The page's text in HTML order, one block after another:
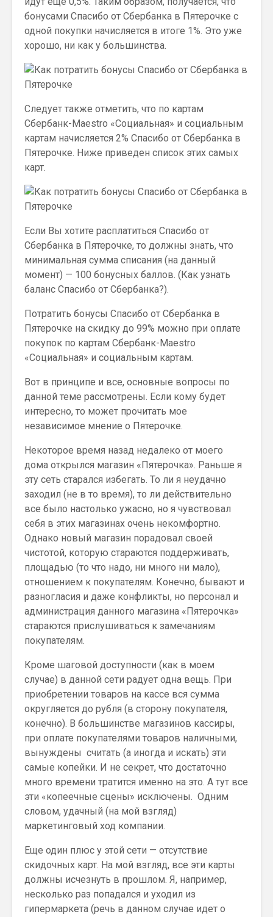
бонусами Спасибо от Сбербанка в Пятерочке с
одной покупки начисляется в итоге 1%. Это уже
хорошо, ни как у большинства.
Следует также отметить, что по картам
Сбербанк-Maestro «Социальная» и социальным
картам начисляется 2% Спасибо от Сбербанка в
Пятерочке. Ниже приведен список этих самых
карт.
Если Вы хотите расплатиться Спасибо от
Сбербанка в Пятерочке, то должны знать, что
минимальная сумма списания (на данный
момент) — 100 бонусных баллов. (Как узнать
баланс Спасибо от Сбербанка?).
Потратить бонусы Спасибо от Сбербанка в
Пятерочке на скидку до 99% можно при оплате
покупок по картам Сбербанк-Maestro
«Социальная» и социальным картам.
Вот в принципе и все, основные вопросы по
данной теме рассмотрены. Если кому будет
интересно, то может прочитать мое
независимое мнение о Пятерочке.
Некоторое время назад недалеко от моего
дома открылся магазин «Пятерочка». Раньше я
эту сеть старался избегать. То ли я неудачно
заходил (не в то время), то ли действительно
все было настолько ужасно, но я чувствовал
себя в этих магазинах очень некомфортно.
Однако новый магазин порадовал своей
чистотой, которую стараются поддерживать,
площадью (то что надо, ни много ни мало),
отношением к покупателям. Конечно, бывают и
разногласия и даже конфликты, но персонал и
администрация данного магазина «Пятерочка»
стараются прислушиваться к замечаниям
покупателям.
Кроме шаговой доступности (как в моем
случае) в данной сети радует одна вещь. При
приобретении товаров на кассе вся сумма
округляется до рубля (в сторону покупателя,
конечно). В большинстве магазинов кассиры,
при оплате покупателями товаров наличными,
вынуждены считать (а иногда и искать) эти
самые копейки. И не секрет, что достаточно
много времени тратится именно на это. А тут все
эти «копеечные сцены» исключены. Одним
словом, удачный (на мой взгляд)
маркетинговый ход компании.
Еще один плюс у этой сети — отсутствие
скидочных карт. На мой взгляд, все эти карты
должны исчезнуть в прошлом. Я, например,
несколько раз попадался и уходил из
гипермаркета (речь в данном случае идет о